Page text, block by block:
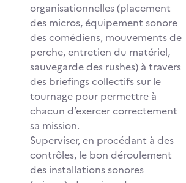
organisationnelles (placement
des micros, équipement sonore
des comédiens, mouvements de
perche, entretien du matériel,
sauvegarde des rushes) à travers
des briefings collectifs sur le
tournage pour permettre à
chacun d’exercer correctement
sa mission.
Superviser, en procédant à des
contrôles, le bon déroulement
des installations sonores